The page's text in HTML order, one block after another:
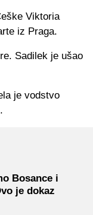
Viktoria
iz Praga.
Sadilek je ušao
je vodstvo
Bosance i
je dokaz